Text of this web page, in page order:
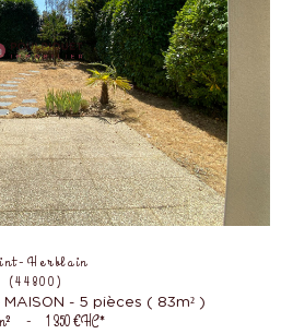
Herblain
(44800)
MAISON - 5 pièces ( 83m² )
- 1 350 €HC*